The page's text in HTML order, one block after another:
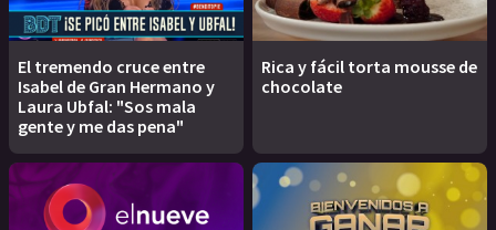
El tremendo cruce entre
Isabel de Gran Hermano y
Laura Ubfal: "Sos mala
gente y me das pena"
Rica y fácil torta mousse de
chocolate